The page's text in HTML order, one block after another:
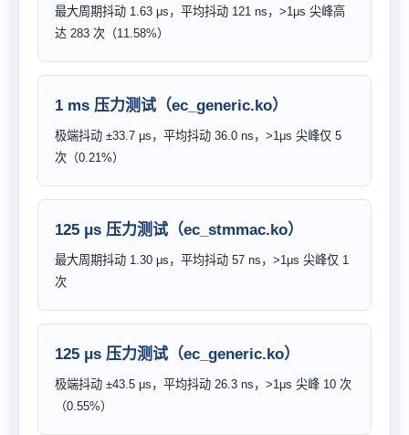
最大周期抖动 1.63 μs，平均抖动 121 ns，>1μs 尖峰高
达 283 次（11.58%）
1 ms 压力测试（ec_generic.ko）
极端抖动 ±33.7 μs，平均抖动 36.0 ns，>1μs 尖峰仅 5
次（0.21%）
125 μs 压力测试（ec_stmmac.ko）
最大周期抖动 1.30 μs，平均抖动 57 ns，>1μs 尖峰仅 1
次
125 μs 压力测试（ec_generic.ko）
极端抖动 ±43.5 μs，平均抖动 26.3 ns，>1μs 尖峰 10 次
（0.55%）